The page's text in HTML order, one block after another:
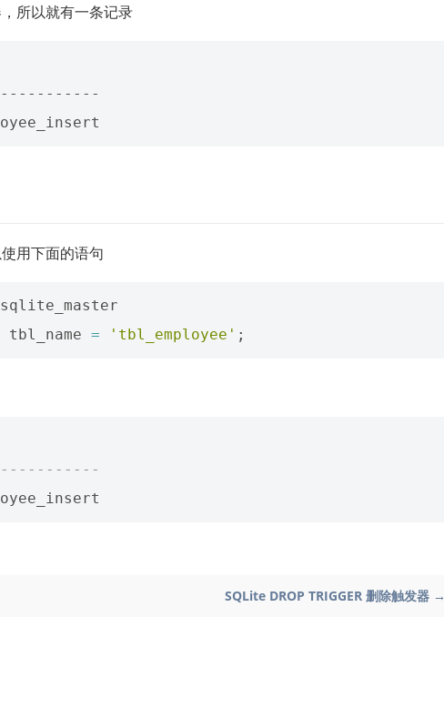
所以就有一条记录
用下面的语句
sqlite_master
tbl_name = 'tbl_employee' ;
SQLite DROP TRIGGER 删除触发器 →